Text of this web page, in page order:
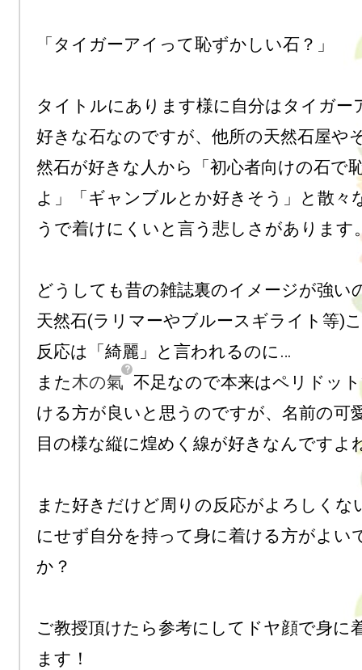
「タイガーアイって恥ずかしい石？」
タイトルにあります様に自分はタイガー
好きな石なのですが、他所の天然石屋や
然石が好きな人から「初心者向けの石で
よ」「ギャンブルとか好きそう」と散々
うで着けにくいと言う悲しさがあります
どうしても昔の雑誌裏のイメージが強い
天然石(ラリマーやブルースギライト等)
反応は「綺麗」と言われるのに…
また木の氣 不足なので本来はペリドッ
ける方が良いと思うのですが、名前の可
目の様な縦に煌めく線が好きなんですよ
また好きだけど周りの反応がよろしくな
にせず自分を持って身に着ける方がよい
か？
ご教授頂けたら参考にしてドヤ顔で身に
ます！